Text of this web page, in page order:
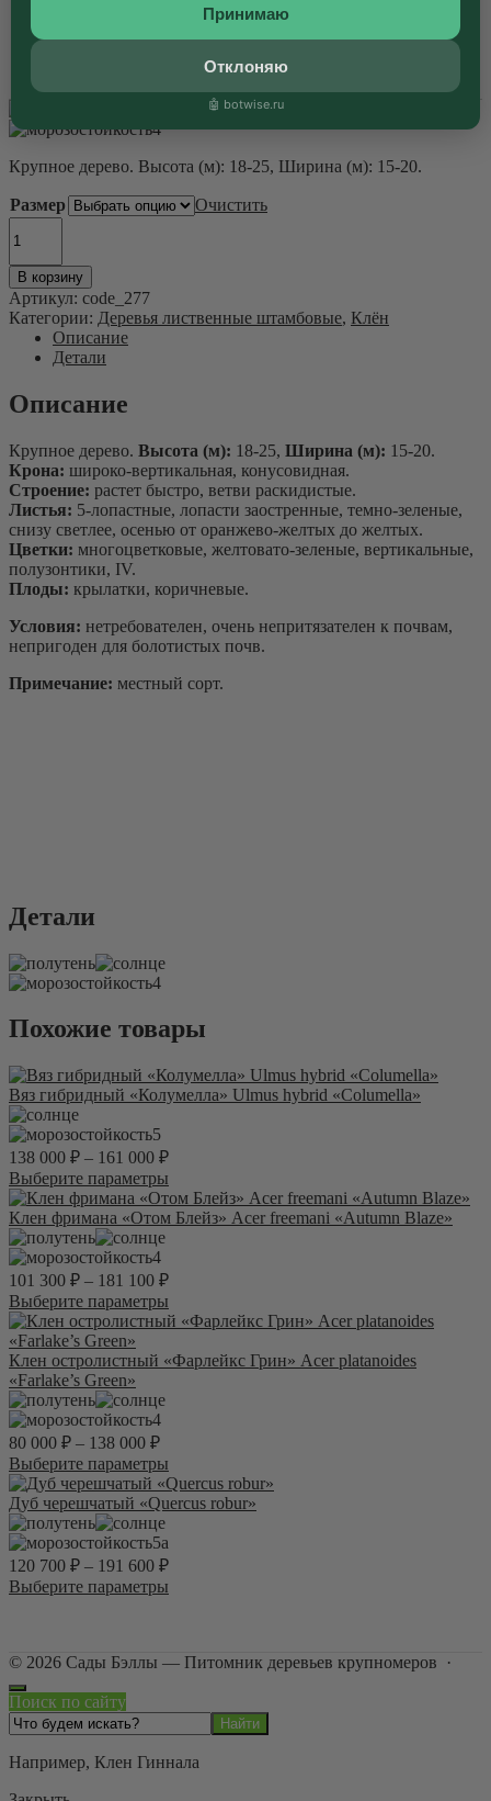
Количество
Клен
/
platanoides
4
Крупное дерево. Высота (м): 18-25, Ширина (м): 15-20.
Размер
Очистить
товара
Клен
остролистный
/
Acer
platanoides
В корзину
Артикул: code_277
Категории: Деревья лиственные штамбовые, Клён
Описание
Детали
Описание
Крупное дерево. Высота (м): 18-25, Ширина (м): 15-20.
Крона: широко-вертикальная, конусовидная.
Строение: растет быстро, ветви раскидистые.
Листья: 5-лопастные, лопасти заостренные, темно-зеленые,
снизу светлее, осенью от оранжево-желтых до желтых.
Цветки: многоцветковые, желтовато-зеленые, вертикальные,
полузонтики, IV.
Плоды: крылатки, коричневые.
Условия: нетребователен, очень непритязателен к почвам,
непригоден для болотистых почв.
Примечание: местный сорт.
Детали
4
Похожие товары
Вяз гибридный «Колумелла» Ulmus hybrid «Columella»
5
138 000 ₽ – 161 000 ₽
Выберите параметры
товар
имеет
Опции
выбрать
на
странице
товара.
Клен фримана «Отом Блейз» Acer freemani «Autumn Blaze»
4
101 300 ₽ – 181 100 ₽
Выберите параметры
товар
несколько
странице
товара.
Клен остролистный «Фарлейкс Грин» Acer platanoides
«Farlake’s Green»
4
80 000 ₽ – 138 000 ₽
Выберите параметры
товар
имеет
Опции
выбрать
товара.
Дуб черешчатый «Quercus robur»
5а
120 700 ₽ – 191 600 ₽
Выберите параметры
вариаций.
выбрать
странице
© 2026 Сады Бэллы — Питомник деревьев крупномеров ·
Поиск по сайту
Например, Клен Гиннала
Принимаю
Отклоняю
🤖 botwise.ru